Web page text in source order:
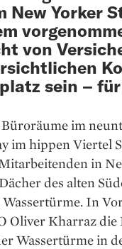
New Yorker
von
sein –
im
im hippen Viertel
in
des alten
Wassertürme. In
Oliver Kharraz
Wassertürme in